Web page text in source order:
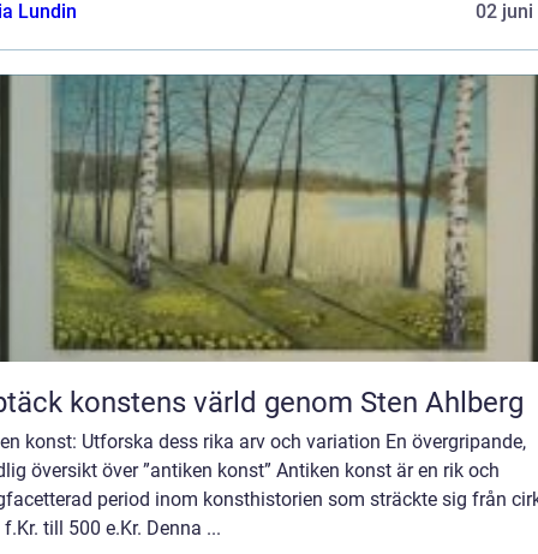
Lundin
02 juni
konstens värld genom Sten Ahlberg
konst: Utforska dess rika arv och variation En övergripande,
översikt över ”antiken konst” Antiken konst är en rik och
period inom konsthistorien som sträckte sig från
till 500 e.Kr. Denna ...